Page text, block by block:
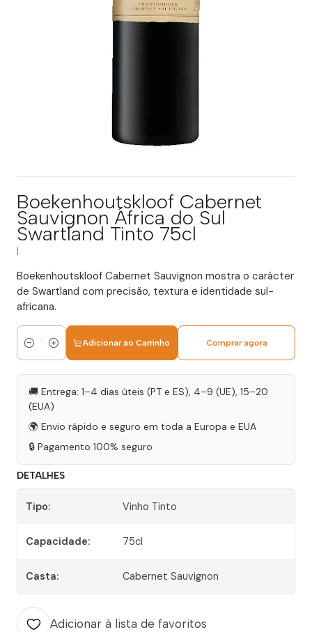
Boekenhoutskloof Cabernet
Sauvignon África do Sul
Swartland Tinto 75cl
Boekenhoutskloof Cabernet Sauvignon mostra o carácter
de Swartland com precisão, textura e identidade sul-
africana.
Quantidade
Adicionar ao Carrinho Comprar agora
🚚 Entrega: 1–4 dias úteis (PT e ES), 4–9 (UE), 15–20
(EUA)
🌍 Envio rápido e seguro em toda a Europa e EUA
🔒 Pagamento 100% seguro
DETALHES
Tipo: Vinho Tinto
Capacidade: 75cl
Casta: Cabernet Sauvignon
Adicionar à lista de favoritos